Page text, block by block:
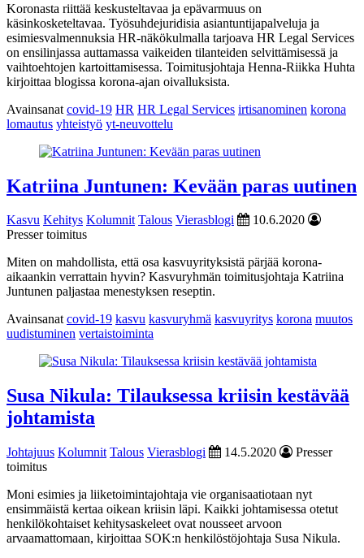
Koronasta riittää keskusteltavaa ja epävarmuus on
käsinkosketeltavaa. Työsuhdejuridisia asiantuntijapalveluja ja
esimiesvalmennuksia HR-näkökulmalla tarjoava HR Legal Services
on ensilinjassa auttamassa vaikeiden tilanteiden selvittämisessä ja
vaihtoehtojen kartoittamisessa. Toimitusjohtaja Henna-Riikka Huhta
kirjoittaa blogissa korona-ajan oivalluksista.
Avainsanat covid-19 HR HR Legal Services irtisanominen korona
lomautus yhteistyö yt-neuvottelu
Katriina Juntunen: Kevään paras uutinen
Kasvu Kehitys Kolumnit Talous Vierasblogi
10.6.2020
Presser toimitus
Miten on mahdollista, että osa kasvuyrityksistä pärjää korona-
aikaankin verrattain hyvin? Kasvuryhmän toimitusjohtaja Katriina
Juntunen paljastaa menestyksen reseptin.
Avainsanatcovid-19 kasvu kasvuryhmä kasvuyritys korona muutos
uudistuminen vertaistoiminta
Susa Nikula: Tilauksessa kriisin kestävää
johtamista
Johtajuus Kolumnit Talous Vierasblogi 14.5.2020
Presser
toimitus
Moni esimies ja liiketoimintajohtaja vie organisaatiotaan nyt
ensimmäistä kertaa oikean kriisin läpi. Kaikki johtamisessa otetut
henkilökohtaiset kehitysaskeleet ovat nousseet arvoon
arvaamattomaan, kirjoittaa SOK:n henkilöstöjohtaja Susa Nikula.